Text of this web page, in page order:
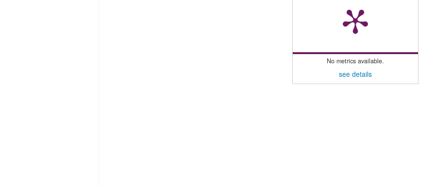
No metrics available.
see details